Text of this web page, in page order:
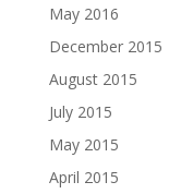
May 2016
December 2015
August 2015
July 2015
May 2015
April 2015